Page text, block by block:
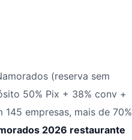
(reserva sem
50% Pix + 38% conv +
empresas, mais de 70%
2026 restaurante